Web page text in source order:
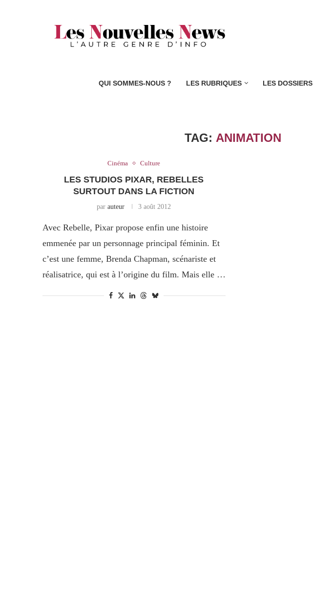
QUI SOMMES-NOUS ? LES RUBRIQUES LES DOSSIERS
TAG: ANIMATION
Cinéma Culture
LES STUDIOS PIXAR, REBELLES
SURTOUT DANS LA FICTION
parauteur 3 août 2012
Avec Rebelle, Pixar propose enfin une histoire
emmenée par un personnage principal féminin. Et
c’est une femme, Brenda Chapman, scénariste et
réalisatrice, qui est à l’origine du film. Mais elle …